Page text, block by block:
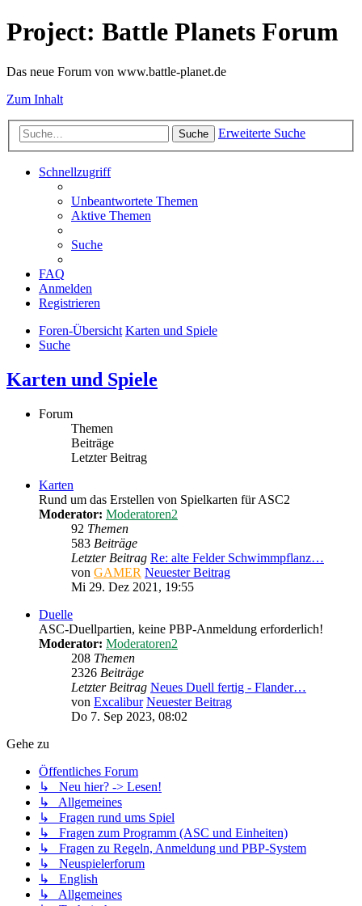
Project: Battle Planets Forum
Das neue Forum von www.battle-planet.de
Zum Inhalt
Suche Erweiterte Suche
Schnellzugriff
Unbeantwortete Themen
Aktive Themen
Suche
FAQ
Anmelden
Registrieren
Foren-Übersicht Karten und Spiele
Suche
Karten und Spiele
Forum
Themen
Beiträge
Letzter Beitrag
Karten
Rund um das Erstellen von Spielkarten für ASC2
Moderator: Moderatoren2
92 Themen
583 Beiträge
Letzter Beitrag Re: alte Felder Schwimmpflanz…
von GAMER Neuester Beitrag
Mi 29. Dez 2021, 19:55
Duelle
ASC-Duellpartien, keine PBP-Anmeldung erforderlich!
Moderator: Moderatoren2
208 Themen
2326 Beiträge
Letzter Beitrag Neues Duell fertig - Flander…
von Excalibur Neuester Beitrag
Do 7. Sep 2023, 08:02
Gehe zu
Öffentliches Forum
↳ Neu hier? -> Lesen!
↳ Allgemeines
↳ Fragen rund ums Spiel
↳ Fragen zum Programm (ASC und Einheiten)
↳ Fragen zu Regeln, Anmeldung und PBP-System
↳ Neuspielerforum
↳ English
↳ Allgemeines